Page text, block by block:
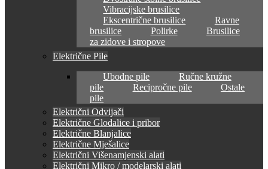
Vibracijske brusilice
Ekscentrične brusilice
Ravne
brusilice
Polirke
Brusilice
za zidove i stropove
Električne Pile
Ubodne pile
Ručne kružne
pile
Recipročne pile
Ostale
pile
Električni Odvijači
Električne Glodalice i pribor
Električne Blanjalice
Električne Mješalice
Električni Višenamjenski alati
Električni Mikro / modelarski alati